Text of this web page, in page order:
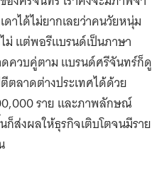
าได้ไม่ยากเลยว่าคนวัยหนุ่ม
แต่พอรีแบรนด์เป็นภาษา
ควบคู่ตาม แบรนด์ศรีจันทร์ก็ดู
ตลาดต่างประเทศได้ด้วย
ราย และภาพลักษณ์
ส่งผลให้ธุรกิจเติบโตจนมีราย